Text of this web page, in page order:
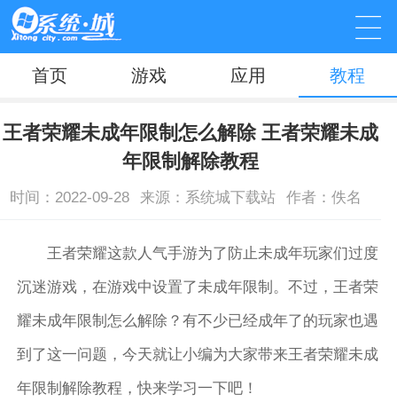
首页 游戏 应用 教程
王者荣耀未成年限制怎么解除 王者荣耀未成
年限制解除教程
时间：2022-09-28 来源：系统城下载站 作者：佚名
王者荣耀这款人气手游为了防止未成年玩家们过度
沉迷游戏，在游戏中设置了未成年限制。不过，王者荣
耀未成年限制怎么解除？有不少已经成年了的玩家也遇
到了这一问题，今天就让小编为大家带来王者荣耀未成
年限制解除教程，快来学习一下吧！